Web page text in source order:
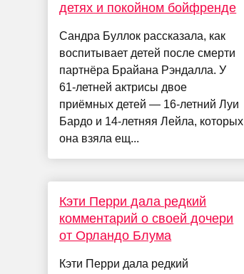
детях и покойном бойфренде
Сандра Буллок рассказала, как
воспитывает детей после смерти
партнёра Брайана Рэндалла. У
61-летней актрисы двое
приёмных детей — 16-летний Луи
Бардо и 14-летняя Лейла, которых
она взяла ещ...
Кэти Перри дала редкий
комментарий о своей дочери
от Орландо Блума
Кэти Перри дала редкий